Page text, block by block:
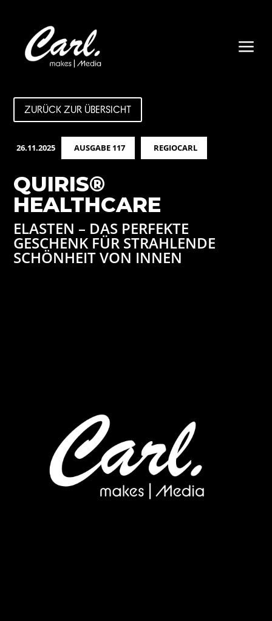
a
ZURÜCK ZUR ÜBERSICHT
26.11.2025 AUSGABE 117 REGIOCARL
QUIRIS®
HEALTHCARE
ELASTEN – DAS PERFEKTE
GESCHENK FÜR STRAHLENDE
SCHÖNHEIT VON INNEN